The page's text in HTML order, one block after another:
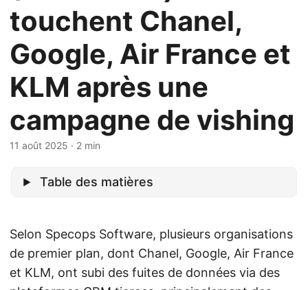
touchent Chanel,
Google, Air France et
KLM après une
campagne de vishing
11 août 2025 · 2 min
Table des matières
Selon Specops Software, plusieurs organisations
de premier plan, dont Chanel, Google, Air France
et KLM, ont subi des fuites de données via des